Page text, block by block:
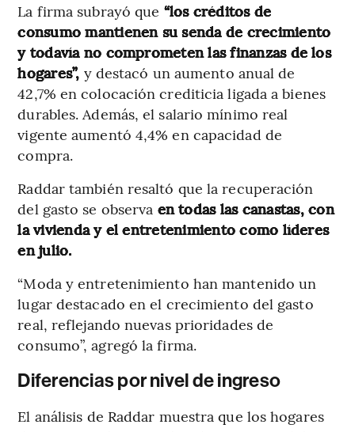
La firma subrayó que “los créditos de
consumo mantienen su senda de crecimiento
y todavía no comprometen las finanzas de los
hogares”, y destacó un aumento anual de
42,7% en colocación crediticia ligada a bienes
durables. Además, el salario mínimo real
vigente aumentó 4,4% en capacidad de
compra.
Raddar también resaltó que la recuperación
del gasto se observa en todas las canastas, con
la vivienda y el entretenimiento como líderes
en julio.
“Moda y entretenimiento han mantenido un
lugar destacado en el crecimiento del gasto
real, reflejando nuevas prioridades de
consumo”, agregó la firma.
Diferencias por nivel de ingreso
El análisis de Raddar muestra que los hogares